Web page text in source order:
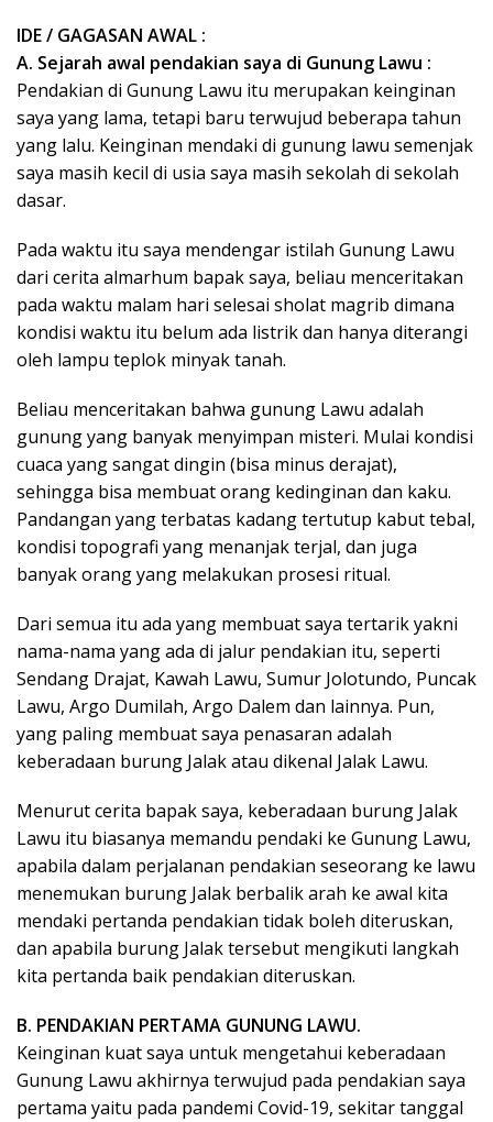
IDE / GAGASAN AWAL :
A. Sejarah awal pendakian saya di Gunung Lawu :
Pendakian di Gunung Lawu itu merupakan keinginan
saya yang lama, tetapi baru terwujud beberapa tahun
yang lalu. Keinginan mendaki di gunung lawu semenjak
saya masih kecil di usia saya masih sekolah di sekolah
dasar.
Pada waktu itu saya mendengar istilah Gunung Lawu
dari cerita almarhum bapak saya, beliau menceritakan
pada waktu malam hari selesai sholat magrib dimana
kondisi waktu itu belum ada listrik dan hanya diterangi
oleh lampu teplok minyak tanah.
Beliau menceritakan bahwa gunung Lawu adalah
gunung yang banyak menyimpan misteri. Mulai kondisi
cuaca yang sangat dingin (bisa minus derajat),
sehingga bisa membuat orang kedinginan dan kaku.
Pandangan yang terbatas kadang tertutup kabut tebal,
kondisi topografi yang menanjak terjal, dan juga
banyak orang yang melakukan prosesi ritual.
Dari semua itu ada yang membuat saya tertarik yakni
nama-nama yang ada di jalur pendakian itu, seperti
Sendang Drajat, Kawah Lawu, Sumur Jolotundo, Puncak
Lawu, Argo Dumilah, Argo Dalem dan lainnya. Pun,
yang paling membuat saya penasaran adalah
keberadaan burung Jalak atau dikenal Jalak Lawu.
Menurut cerita bapak saya, keberadaan burung Jalak
Lawu itu biasanya memandu pendaki ke Gunung Lawu,
apabila dalam perjalanan pendakian seseorang ke lawu
menemukan burung Jalak berbalik arah ke awal kita
mendaki pertanda pendakian tidak boleh diteruskan,
dan apabila burung Jalak tersebut mengikuti langkah
kita pertanda baik pendakian diteruskan.
B. PENDAKIAN PERTAMA GUNUNG LAWU.
Keinginan kuat saya untuk mengetahui keberadaan
Gunung Lawu akhirnya terwujud pada pendakian saya
pertama yaitu pada pandemi Covid-19, sekitar tanggal